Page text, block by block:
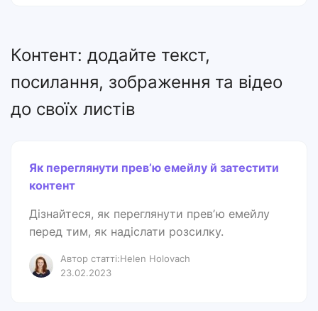
Контент: додайте текст,
посилання, зображення та відео
до своїх листів
Як переглянути превʼю емейлу й затестити
контент
Дізнайтеся, як переглянути превʼю емейлу
перед тим, як надіслати розсилку.
Автор статті:Helen Holovach
23.02.2023